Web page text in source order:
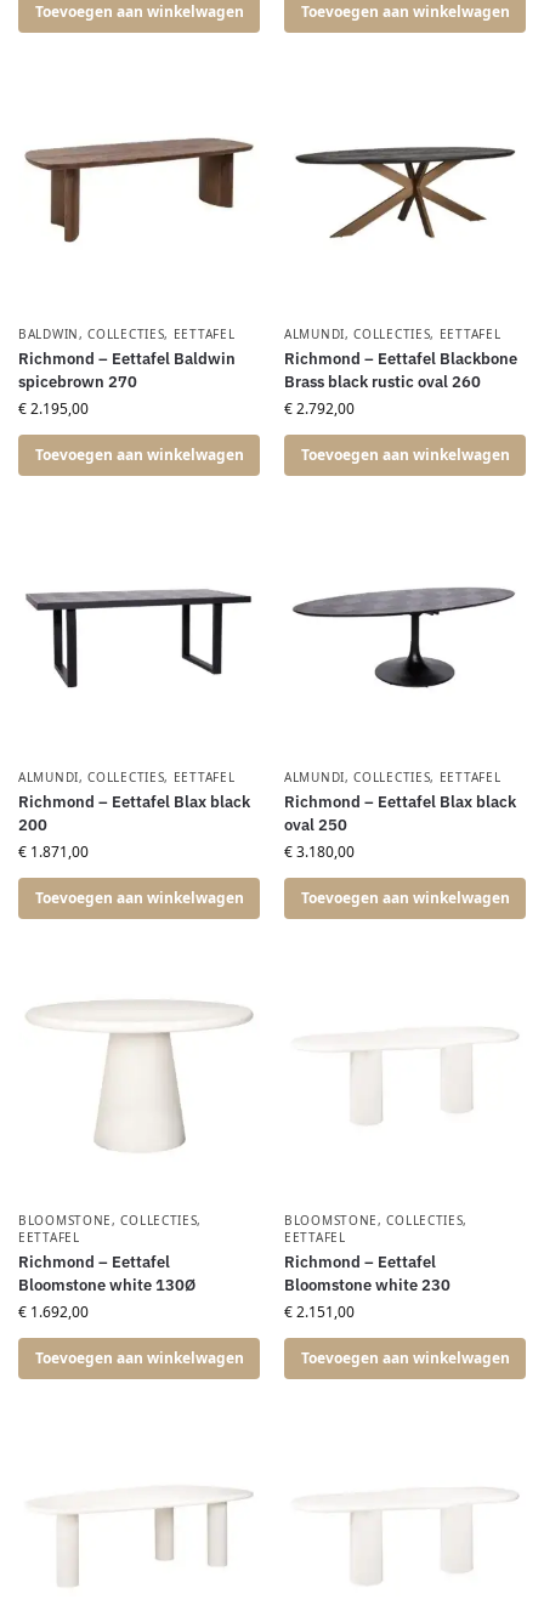
Toevoegen aan winkelwagen Toevoegen aan winkelwagen
BALDWIN,COLLECTIES, EETTAFEL
Richmond – Eettafel Baldwin
spicebrown 270
€2.195,00
Toevoegen aan winkelwagen
ALMUNDI,COLLECTIES, EETTAFEL
Richmond – Eettafel Blackbone
Brass black rustic oval 260
€2.792,00
Toevoegen aan winkelwagen
ALMUNDI,COLLECTIES, EETTAFEL
Richmond – Eettafel Blax black
200
€ 1.871,00
Toevoegen aan winkelwagen
ALMUNDI,COLLECTIES, EETTAFEL
Richmond – Eettafel Blax black
oval 250
€3.180,00
Toevoegen aan winkelwagen
BLOOMSTONE,COLLECTIES,
EETTAFEL
Richmond – Eettafel
Bloomstone white 130Ø
€ 1.692,00
Toevoegen aan winkelwagen
BLOOMSTONE,COLLECTIES,
EETTAFEL
Richmond – Eettafel
Bloomstone white 230
€2.151,00
Toevoegen aan winkelwagen